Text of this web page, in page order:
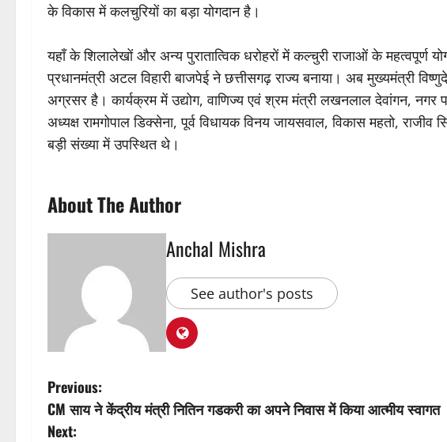
के विकास में कलचुरियों का बड़ा योगदान है।
यहाँ के शिलालेखों और अन्य पुरातात्विक धरोहरों में कल्चुरी राजाओं के महत्वपूर्ण
प्रधानमंत्री अटल विहारी बाजपेई ने छत्तीसगढ़ राज्य बनाया। अब मुख्यमंत्री
अग्रसर है। कार्यक्रम में उद्योग, वाणिज्य एवं श्रम मंत्री लखनलाल देवांगन, नगर
अध्यक्ष रामगोपाल डिक्सेना, पूर्व विधायक विनय जायसवाल, विकास महतो,
बड़ी संख्या में उपस्थित थे।
About The Author
Anchal Mishra
See author's posts
P
o
Previous:
CM साय ने केंद्रीय मंत्री नितिन गडकरी का अपने निवास में किया आत्मीय स्वागत
Next: